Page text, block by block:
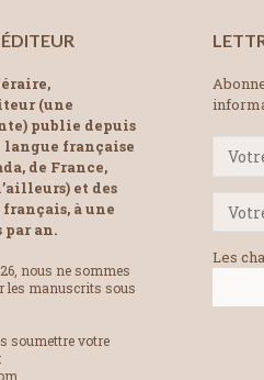
(une
publie depuis
langue française
de France,
et des
à une
an.
nous ne sommes
les manuscrits sous
soumettre votre
Les